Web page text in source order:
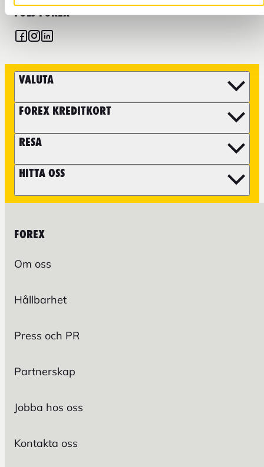
FÖLJ FOREX
VALUTA
FOREX KREDITKORT
RESA
HITTA OSS
FOREX
Om oss
Hållbarhet
Press och PR
Partnerskap
Jobba hos oss
Kontakta oss